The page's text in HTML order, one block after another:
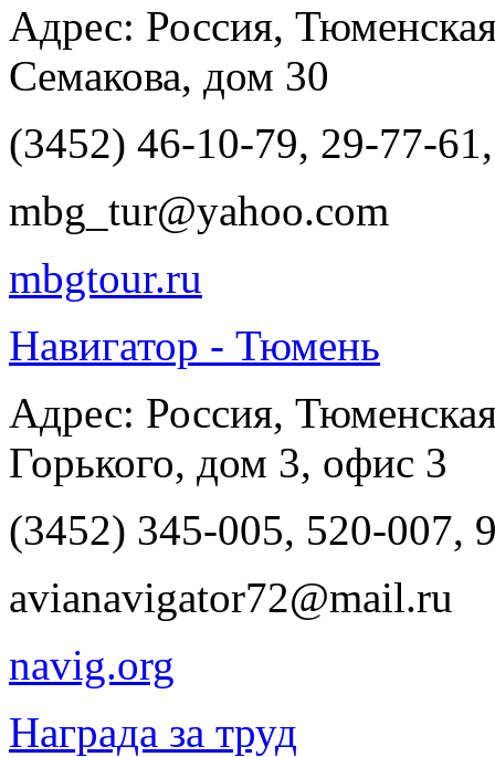
Адрес: Россия,
Семакова, дом 30
(3452) 46-10-79, 29-77-
mbg_tur@yahoo.com
mbgtour.ru
Навигатор - Тюмень
Адрес: Россия,
Горького, дом 3, офис 3
(3452) 345-005, 520-007,
avianavigator72@mail.ru
navig.org
Награда за труд